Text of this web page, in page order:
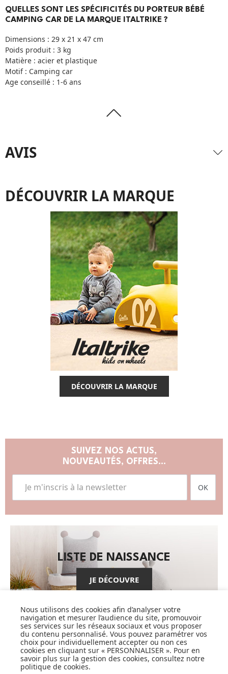
QUELLES SONT LES SPÉCIFICITÉS DU PORTEUR BÉBÉ
CAMPING CAR DE LA MARQUE ITALTRIKE ?
Dimensions : 29 x 21 x 47 cm
Poids produit : 3 kg
Matière : acier et plastique
Motif : Camping car
Age conseillé : 1-6 ans
AVIS
DÉCOUVRIR LA MARQUE
DÉCOUVRIR LA MARQUE
SUIVEZ NOS ACTUS,
NOUVEAUTÉS, OFFRES...
OK
LISTE DE NAISSANCE
JE DÉCOUVRE
CARTES CADEAUX
Nous utilisons des cookies afin d’analyser votre
navigation et mesurer l’audience du site, promouvoir
ses services sur les réseaux sociaux et vous proposer
du contenu personnalisé. Vous pouvez paramétrer vos
choix pour individuellement accepter ou non ces
cookies en cliquant sur « PERSONNALISER ». Pour en
savoir plus sur la gestion des cookies, consultez notre
politique de cookies.